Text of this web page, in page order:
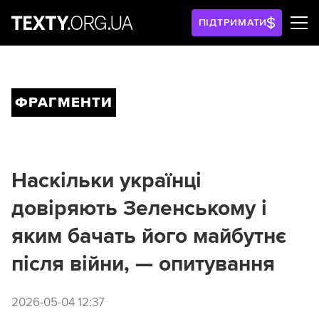
ПІДТРИМАТИ
ФРАГМЕНТИ
Наскільки українці
довіряють Зеленському і
яким бачать його майбутнє
після війни, — опитування
2026-05-04 12:37